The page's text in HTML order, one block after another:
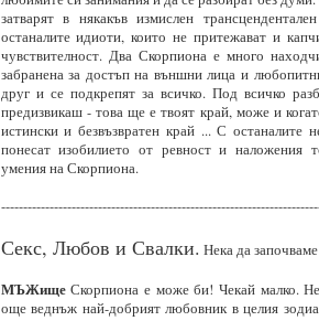
затварят в някакъв измислен
останалите идиоти, които не притежават и
чувствителност. Два Скорпиона е много
забранена за достъп на външни лица и
друг и се подкрепят за всичко. Под всичко
предизвикаш - това ще е твоят край, може и
истински и безвъзвратен край ... С останалите
понесат изобилието от ревност и наложения
умения на Скорпиона.
Секс, Любов и Свалки. Нека да
МЪЖищеСкорпиона е може би! Чекай малко.
още веднъж най-добрият любовник в целия